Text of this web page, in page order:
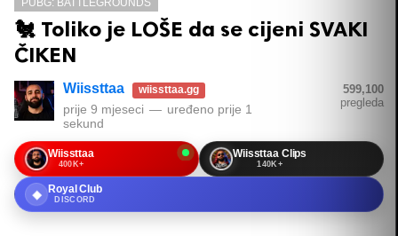
PUBG: BATTLEGROUNDS
🐔 Toliko je LOŠE da se cijeni SVAKI
ČIKEN
Wiissttaa wiissttaa.gg
prije 9 mjeseci — uređeno prije 1
sekund
599,100
pregleda
Wiissttaa
400K+
Wiissttaa Clips
140K+
◆ Royal Club
DISCORD